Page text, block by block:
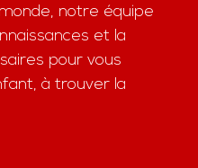
notre équipe
et la
pour vous
à trouver la